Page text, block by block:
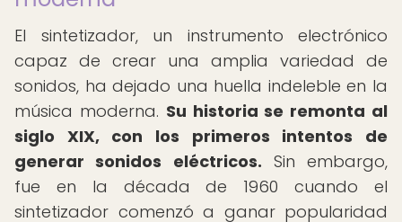
El sintetizador, un instrumento electrónico
capaz de crear una amplia variedad de
sonidos, ha dejado una huella indeleble en la
música moderna. Su historia se remonta al
siglo XIX, con los primeros intentos de
generar sonidos eléctricos. Sin embargo,
fue en la década de 1960 cuando el
sintetizador comenzó a ganar popularidad